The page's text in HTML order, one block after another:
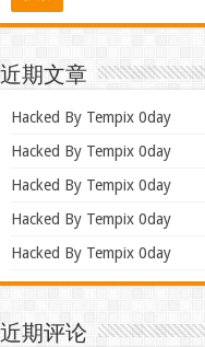
近期文章
Hacked By Tempix 0day
Hacked By Tempix 0day
Hacked By Tempix 0day
Hacked By Tempix 0day
Hacked By Tempix 0day
近期评论